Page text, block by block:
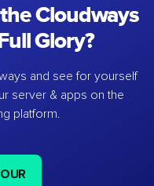
Cloudways
Glory?
and see for yourself
server & apps on the
platform.